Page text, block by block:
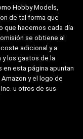
Hobby Models,
de tal forma que
que hacemos cada día
se obtiene al
adicional y a
y los gastos de la
en esta página apuntan
y el logo de
u otros de sus